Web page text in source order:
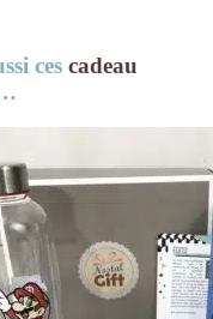
ces cadeau